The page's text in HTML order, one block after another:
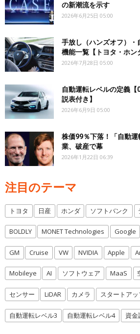
の新潮流を示す
2026年6月25日 05:00
手放し（ハンズオフ）・
機能一覧【トヨタ・ホン
2026年7月28日 05:00
自動運転レベルの定義【
説表付き】
2026年6月9日 05:00
株価99％下落！「自動
業、破産で幕
2026年1月22日 06:39
注目のテーマ
トヨタ 日産 ホンダ ソフトバンク
BOLDLY MONET Technologies Google
GM Cruise VW NVIDIA Apple
Mobileye AI ソフトウェア MaaS
センサー LiDAR カメラ スタートア
自動運転レベル3 自動運転レベル4 資金